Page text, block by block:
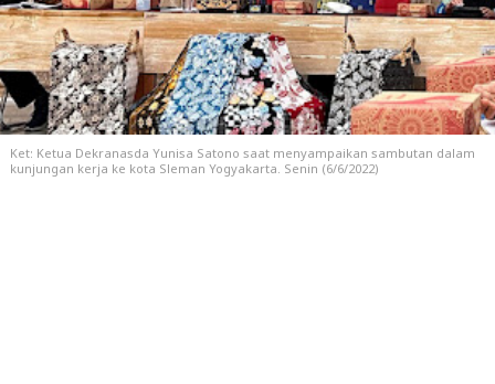
Ket: Ketua Dekranasda Yunisa Satono saat menyampaikan sambutan dalam
kunjungan kerja ke kota Sleman Yogyakarta. Senin (6/6/2022)